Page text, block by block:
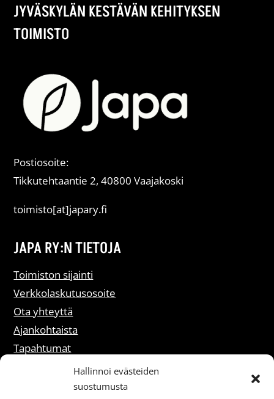
Hallinnoi evästeiden
suostumusta
JYVÄSKYLÄN KESTÄVÄN KEHITYKSEN
TOIMISTO
Postiosoite:
Tikkutehtaantie 2, 40800 Vaajakoski
toimisto[at]japary.fi
JAPA RY:N TIETOJA
Toimiston sijainti
Verkkolaskutusosoite
Ota yhteyttä
Ajankohtaista
Tapahtumat
Liity jäseneksi